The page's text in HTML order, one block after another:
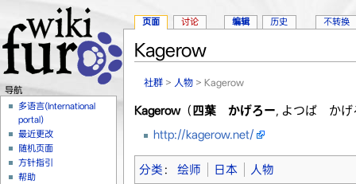
Kagerow
社群 > 人物 > Kagerow
Kagerow（ 四葉 かげろー, よつば かげ
http://kagerow.net/
分类 ： 绘师 日本 人物
页面 讨论 编辑 历史 不转换
导航
多语言(International
portal)
最近更改
随机页面
方针指引
帮助